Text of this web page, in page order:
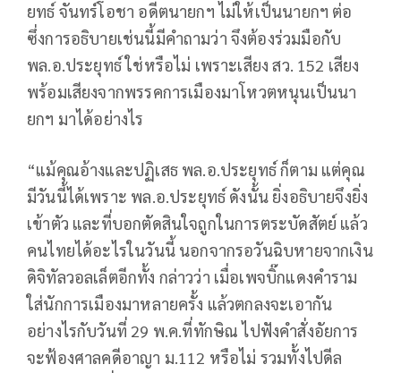
ยทธ์ จันทร์โอชา อดีตนายกฯ ไม่ให้เป็นนายกฯ ต่อ
ซึ่งการอธิบายเช่นนี้มีคำถามว่า จึงต้องร่วมมือกับ
พล.อ.ประยุทธ์ ใช่หรือไม่ เพราะเสียง สว. 152 เสียง
พร้อมเสียงจากพรรคการเมืองมาโหวตหนุนเป็นนา
ยกฯ มาได้อย่างไร
“แม้คุณอ้างและปฏิเสธ พล.อ.ประยุทธ์ ก็ตาม แต่คุณ
มีวันนี้ได้เพราะ พล.อ.ประยุทธ์ ดังนั้น ยิ่งอธิบายจึงยิ่ง
เข้าตัว และที่บอกตัดสินใจถูกในการตระบัดสัตย์ แล้ว
คนไทยได้อะไรในวันนี้ นอกจากรอวันฉิบหายจากเงิน
ดิจิทัลวอลเล็ตอีกทั้ง กล่าวว่า เมื่อเพจบิ๊กแดงคำราม
ใส่นักการเมืองมาหลายครั้ง แล้วตกลงจะเอากัน
อย่างไรกับวันที่ 29 พ.ค.ที่ทักษิณ ไปฟังคำสั่งอัยการ
จะฟ้องศาลคดีอาญา ม.112 หรือไม่ รวมทั้งไปดีล